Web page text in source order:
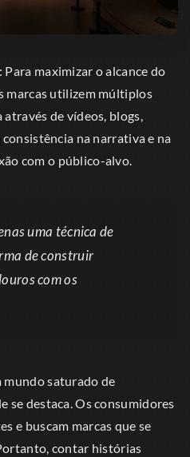
maximizar o alcance do
marcas utilizem múltiplos
de vídeos, blogs,
na narrativa e na
com o público-alvo.
uma técnica de
de construir
com os
mundo saturado de
se destaca. Os consumidores
e buscam marcas que se
contar histórias